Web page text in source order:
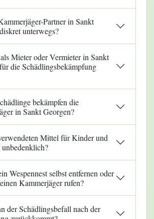
Partner in Sankt
unterwegs?
Mieter oder Vermieter in Sankt
die Schädlingsbekämpfung
bekämpfen die
in Sankt Georgen?
Mittel für Kinder und
Wespennest selbst entfernen oder
Kammerjäger rufen?
der Schädlingsbefall nach der